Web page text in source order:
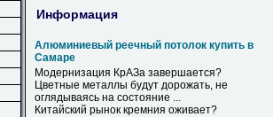
Информация
Алюминиевый реечный потолок купить в
Самаре
Модернизация КрАЗа завершается?
Цветные металлы будут дорожать, не
оглядываясь на состояние ...
Китайский рынок кремния оживает?